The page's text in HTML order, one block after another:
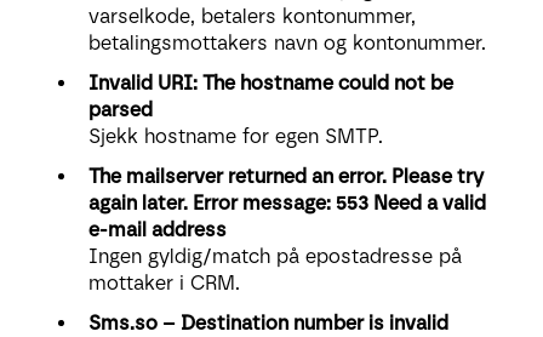
varselkode, betalers kontonummer,
betalingsmottakers navn og kontonummer.
Invalid URI: The hostname could not be
parsed
Sjekk hostname for egen SMTP.
The mailserver returned an error. Please try
again later. Error message: 553 Need a valid
e-mail address
Ingen gyldig/match på epostadresse på
mottaker i CRM.
Sms.so – Destination number is invalid